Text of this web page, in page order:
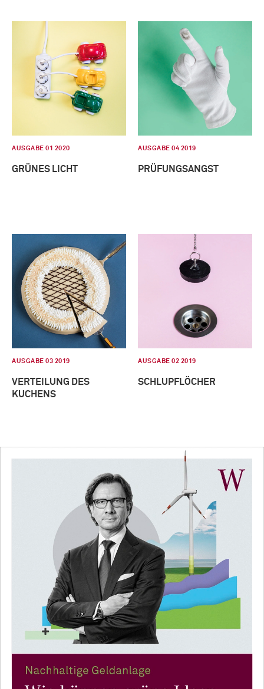
AUSGABE 01 2020
GRÜNES LICHT
AUSGABE 04 2019
PRÜFUNGSANGST
AUSGABE 03 2019
VERTEILUNG DES
KUCHENS
AUSGABE 02 2019
SCHLUPFLÖCHER